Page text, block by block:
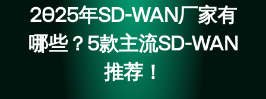
2025年SD-WAN厂家有
哪些？5款主流SD-WAN
推荐！